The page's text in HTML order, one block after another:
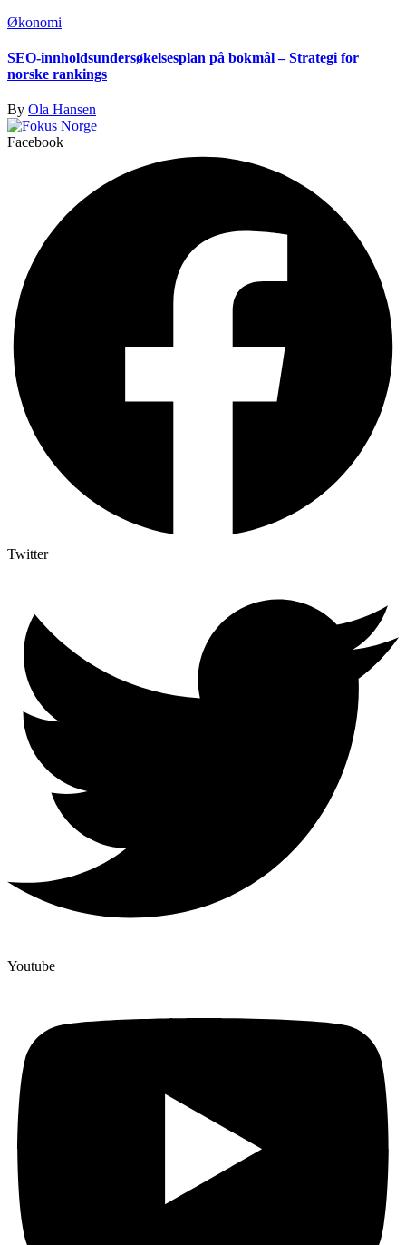
Økonomi
SEO-innholdsundersøkelsesplan på bokmål – Strategi for
norske rankings
By Ola Hansen
Facebook
Twitter
Youtube